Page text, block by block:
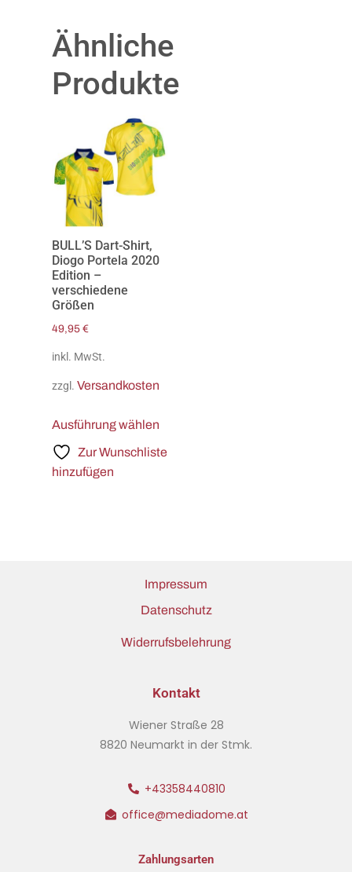
Ähnliche
Produkte
BULL’S Dart-Shirt,
Diogo Portela 2020
Edition –
verschiedene
Größen
49,95 €
inkl. MwSt.
zzgl. Versandkosten
Ausführung wählen
Zur Wunschliste
hinzufügen
Impressum
Datenschutz
Widerrufsbelehrung
Kontakt
Wiener Straße 28
8820 Neumarkt in der Stmk.
+43358440810
office@mediadome.at
Zahlungsarten